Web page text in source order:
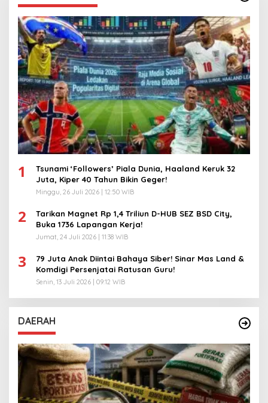
1
Tsunami ‘Followers’ Piala Dunia, Haaland Keruk 32
Juta, Kiper 40 Tahun Bikin Geger!
Minggu, 26 Juli 2026 | 12:50 WIB
2
Tarikan Magnet Rp 1,4 Triliun D-HUB SEZ BSD City,
Buka 1736 Lapangan Kerja!
Jumat, 24 Juli 2026 | 11:38 WIB
3
79 Juta Anak Diintai Bahaya Siber! Sinar Mas Land &
Komdigi Persenjatai Ratusan Guru!
Senin, 13 Juli 2026 | 09:12 WIB
DAERAH